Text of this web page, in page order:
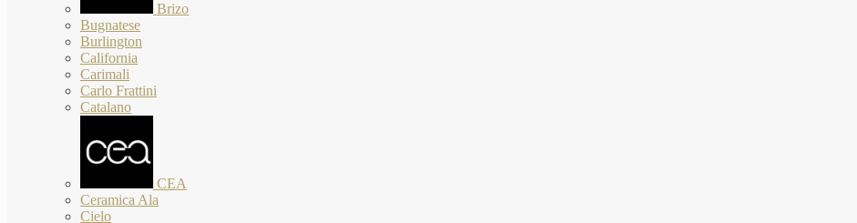
Brizo
Bugnatese
Burlington
California
Carimali
Carlo Frattini
Catalano
CEA
Ceramica Ala
Cielo